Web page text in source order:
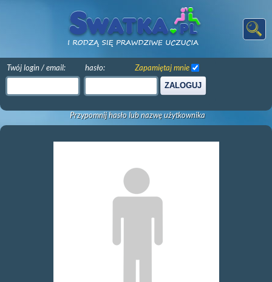
Twój login / email: hasło:
ZALOGUJ
Zapamiętaj mnie
Przypomnij hasło lub nazwę użytkownika